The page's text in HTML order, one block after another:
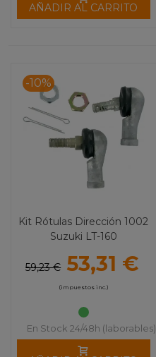
AÑADIR AL CARRITO
-10%
Kit Rótulas Dirección 1002
Suzuki LT-160
59,23 € 53,31 €
(impuestos inc.)
En Stock 24/48h (laborables)